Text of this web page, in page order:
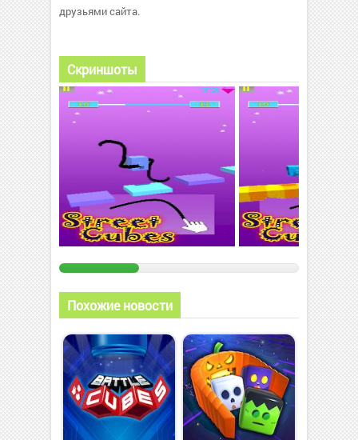
друзьями сайта.
Скриншоты
Похожие новости